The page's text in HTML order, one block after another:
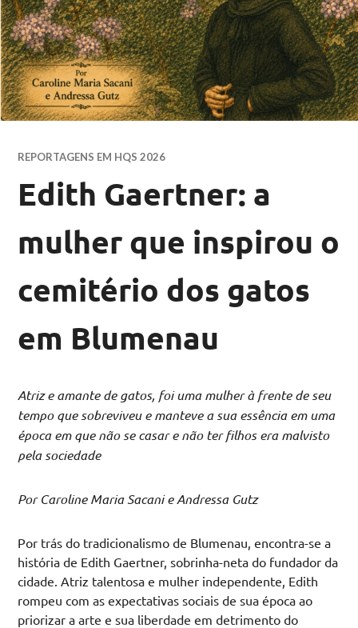
REPORTAGENS EM HQS 2026
Edith Gaertner: a
mulher que inspirou o
cemitério dos gatos
em Blumenau
Atriz e amante de gatos, foi uma mulher à frente de seu
tempo que sobreviveu e manteve a sua essência em uma
época em que não se casar e não ter filhos era malvisto
pela sociedade
Por Caroline Maria Sacani e Andressa Gutz
Por trás do tradicionalismo de Blumenau, encontra-se a
história de Edith Gaertner, sobrinha-neta do fundador da
cidade . Atriz talentosa e mulher independente, Edith
rompeu com as expectativas sociais de sua época ao
priorizar a arte e sua liberdade em detrimento do